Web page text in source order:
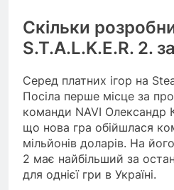
Скільки
S.T.A.L.K.E.R. 2.
Серед платних ігор на
Посіла перше місце за
команди NAVI Олександр
що нова гра обійшлася
мільйонів доларів. На
2 має найбільший за
для однієї гри в Україні.